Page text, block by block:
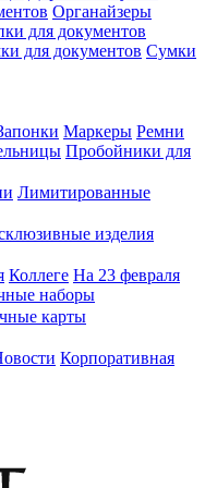
Органайзеры
для документов
для документов Сумки
Маркеры Ремни
Пробойники для
Лимитированные
изделия
Коллеге На 23 февраля
наборы
карты
Корпоративная